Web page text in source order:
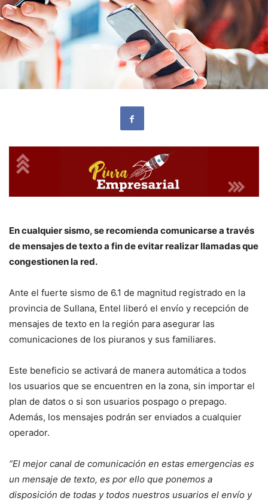
En cualquier sismo, se recomienda comunicarse a través
de mensajes de texto a fin de evitar realizar llamadas que
congestionen la red.
Ante el fuerte sismo de 6.1 de magnitud registrado en la
provincia de Sullana, Entel liberó el envío y recepción de
mensajes de texto en la región para asegurar las
comunicaciones de los piuranos y sus familiares.
Este beneficio se activará de manera automática a todos
los usuarios que se encuentren en la zona, sin importar el
plan de datos o si son usuarios pospago o prepago.
Además, los mensajes podrán ser enviados a cualquier
operador.
“El mejor canal de comunicación en estas emergencias es
un mensaje de texto, es por ello que ponemos a
disposición de todas y todos nuestros usuarios el envío y